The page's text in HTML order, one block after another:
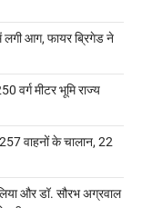
लगी आग, फायर ब्रिगेड ने
वर्ग मीटर भूमि राज्य
257 वाहनों के चालान, 22
और डॉ. सौरभ अग्रवाल